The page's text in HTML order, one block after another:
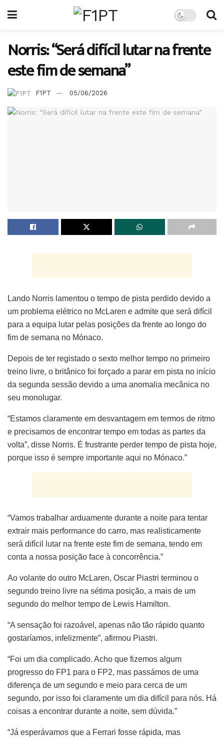
Norris: “Será difícil lutar na frente
este fim de semana”
F1PT 05/06/2026
Lando Norris lamentou o tempo de pista perdido devido a
um problema elétrico no McLaren e admite que será difícil
para a equipa lutar pelas posições da frente ao longo do
fim de semana no Mónaco.
Depois de ter registado o sexto melhor tempo no primeiro
treino livre, o britânico foi forçado a parar em pista no início
da segunda sessão devido a uma anomalia mecânica no
seu monolugar.
“Estamos claramente em desvantagem em termos de ritmo
e precisamos de encontrar tempo em todas as partes da
volta”, disse Norris. É frustrante perder tempo de pista hoje,
porque isso é sempre importante aqui no Mónaco.”
“Vamos trabalhar arduamente durante a noite para tentar
extrair mais performance do carro, mas realisticamente
será difícil lutar na frente este fim de semana, tendo em
conta a nossa posição face à concorrência.”
Ao volante do outro McLaren, Oscar Piastri terminou o
segundo treino livre na sétima posição, a mais de um
segundo do melhor tempo de Lewis Hamilton.
“A sensação foi razoável, apenas não tão rápido quanto
gostaríamos, infelizmente”, afirmou Piastri.
“Foi um dia complicado. Acho que fizemos algum
progresso do FP1 para o FP2, mas passámos de uma
diferença de um segundo e meio para cerca de um
segundo, por isso foi claramente um dia difícil para nós. Há
coisas a encontrar durante a noite, sem dúvida.”
“Já esperávamos que a Ferrari fosse rápida, mas